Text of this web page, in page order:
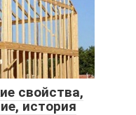
свойства,
история